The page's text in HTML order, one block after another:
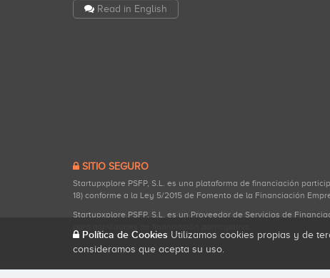
Read in English
SITIO SEGURO
Startupxplore PSFP, S.L. es una plataforma de financiación
18) conforme a la Ley 5/2015 de Fomento de la Financiación
Startupxplore PSFP, S.L. es un Proveedor de Servicios de
Política de Cookies Utilizamos cookies propias y de
consideramos que acepta su uso.